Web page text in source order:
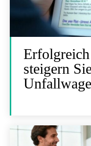
steigern